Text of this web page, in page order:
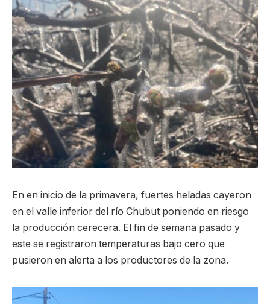
En en inicio de la primavera, fuertes heladas cayeron
en el valle inferior del río Chubut poniendo en riesgo
la producción cerecera. El fin de semana pasado y
este se registraron temperaturas bajo cero que
pusieron en alerta a los productores de la zona.